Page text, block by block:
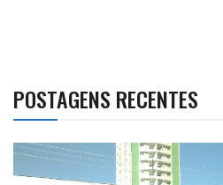
POSTAGENS RECENTES